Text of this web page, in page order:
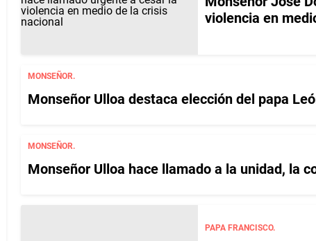
violencia en
MONSEÑOR.
Monseñor Ulloa destaca elección del papa
MONSEÑOR.
Monseñor Ulloa hace llamado a la unidad, la
PAPA FRANCISCO.